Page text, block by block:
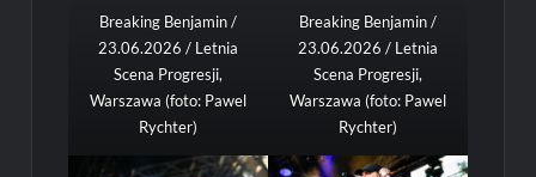
Breaking Benjamin /
23.06.2026 / Letnia
Scena Progresji,
Warszawa (foto: Pawel
Rychter)
Breaking Benjamin /
23.06.2026 / Letnia
Scena Progresji,
Warszawa (foto: Pawel
Rychter)